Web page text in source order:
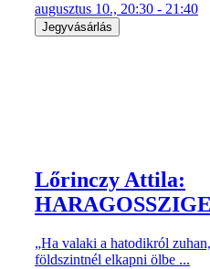
augusztus 10., 20:30 - 21:40
Jegyvásárlás
Lőrinczy Attila:
„Ha valaki a hatodikról
földszintnél elkapni ölbe ...